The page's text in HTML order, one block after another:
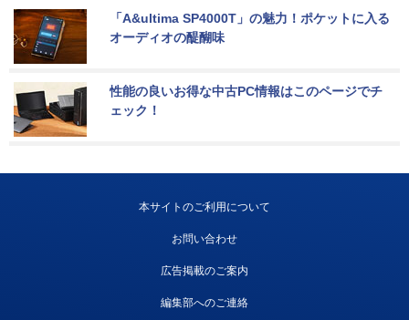
「A&ultima SP4000T」の魅力！ポケットに入る
オーディオの醍醐味
性能の良いお得な中古PC情報はこのページでチ
ェック！
本サイトのご利用について
お問い合わせ
広告掲載のご案内
編集部へのご連絡